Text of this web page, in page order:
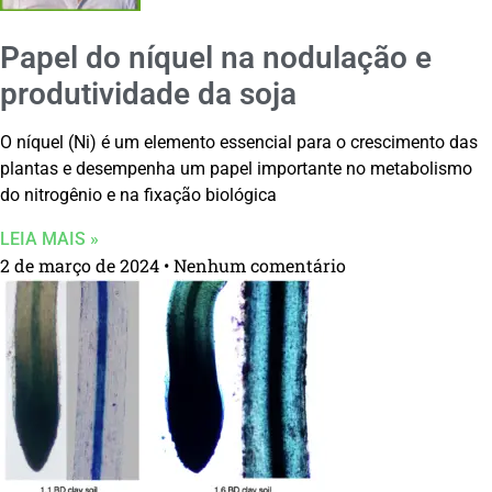
Papel do níquel na nodulação e
produtividade da soja
O níquel (Ni) é um elemento essencial para o crescimento das
plantas e desempenha um papel importante no metabolismo
do nitrogênio e na fixação biológica
LEIA MAIS »
2 de março de 2024 Nenhum comentário